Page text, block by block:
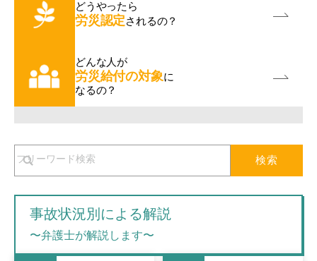
どうやったら
労災認定されるの？
どんな人が
労災給付の対象に
なるの？
検索
事故状況別による解説
〜弁護士が解説します〜